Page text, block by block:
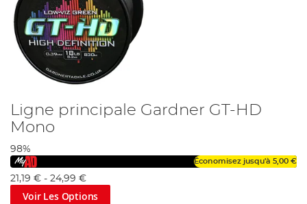
Ligne principale Gardner GT-HD
Mono
98%
Économisez jusqu'à 5,00 €
21,19 € - 24,99 €
Voir Les Options